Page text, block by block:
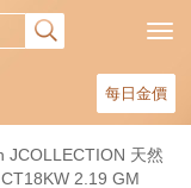
每日金價
JCOLLECTION 天然
2.19 GM